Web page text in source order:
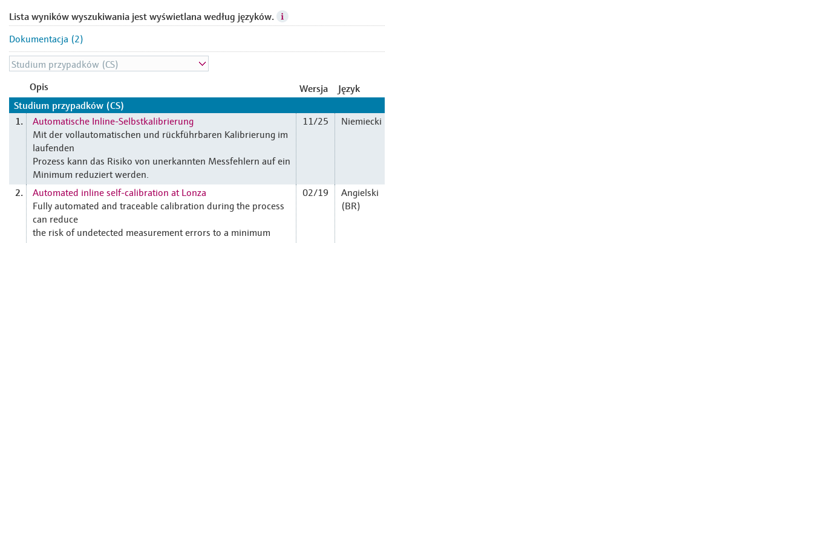
Lista wyników wyszukiwania jest wyświetlana według języków.
Dokumentacja (2)
Opis Wersja
Język
Studium przypadków (CS)
1.
Automatische Inline-Selbstkalibrierung
Mit der vollautomatischen und rückführbaren Kalibrierung im
laufenden
Prozess kann das Risiko von unerkannten Messfehlern auf ein
Minimum reduziert werden.
11/25 Niemiecki
2.
Automated inline self-calibration at Lonza
Fully automated and traceable calibration during the process
can reduce
the risk of undetected measurement errors to a minimum
02/19
Angielski
(BR)